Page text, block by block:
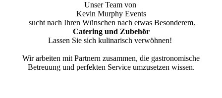
Unser Team von
Kevin Murphy Events
sucht nach Ihren Wünschen nach etwas Besonderem.
Catering und Zubehör
Lassen Sie sich kulinarisch verwöhnen!
Wir arbeiten mit Partnern zusammen, die gastronomische
Betreuung und perfekten Service umzusetzen wissen.